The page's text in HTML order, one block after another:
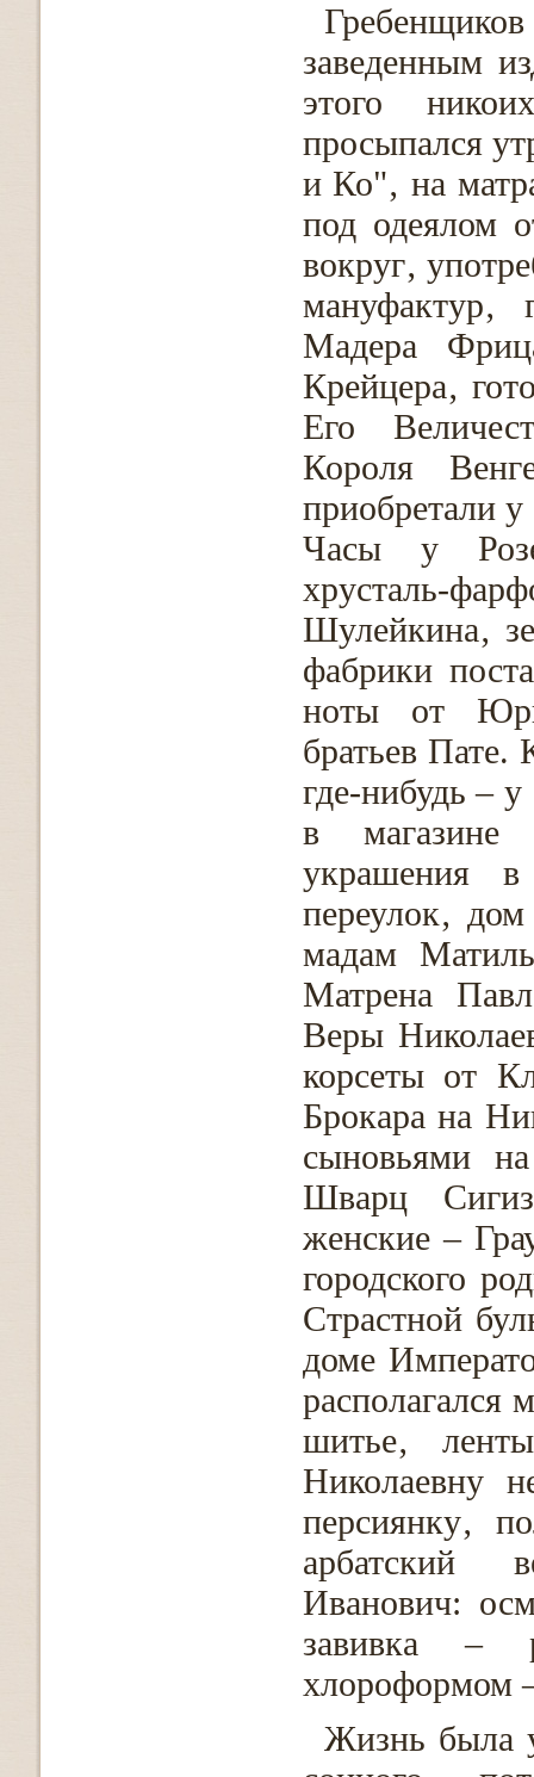
заведенным
этого
просыпался
и Ко"‚ на
под одеялом
вокруг‚
Мадера
Крейцера‚
Его
Короля
приобретали
Часы у
хрусталь-
Шулейкина‚
фабрики
ноты от
братьев Пате.
где-нибудь –
в магазине
украшения в
переулок‚
мадам
Матрена
Веры
корсеты от
Брокара на
сыновьями
Шварц
женские –
городского
Страстной
доме
шитье‚
Николаевну
персиянку‚
арбатский
Иванович:
завивка –
хлороформом
Жизнь была